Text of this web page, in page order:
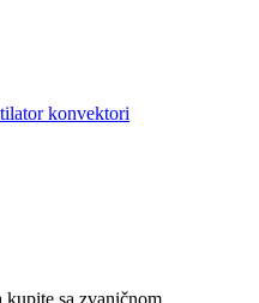
konvektori
sa zvaničnom